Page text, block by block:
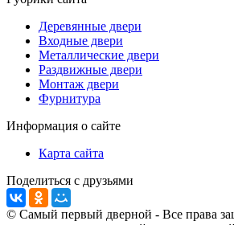
Деревянные двери
Входные двери
Металлические двери
Раздвижные двери
Монтаж двери
Фурнитура
Информация о сайте
Карта сайта
Поделиться с друзьями
© Самый первый дверной - Все права